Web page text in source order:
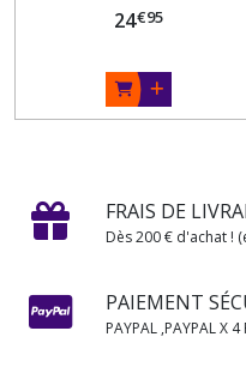
24€95
FRAIS DE
Dès 200 € d'achat !
PAIEMENT
PAYPAL ,PAYPAL X 4